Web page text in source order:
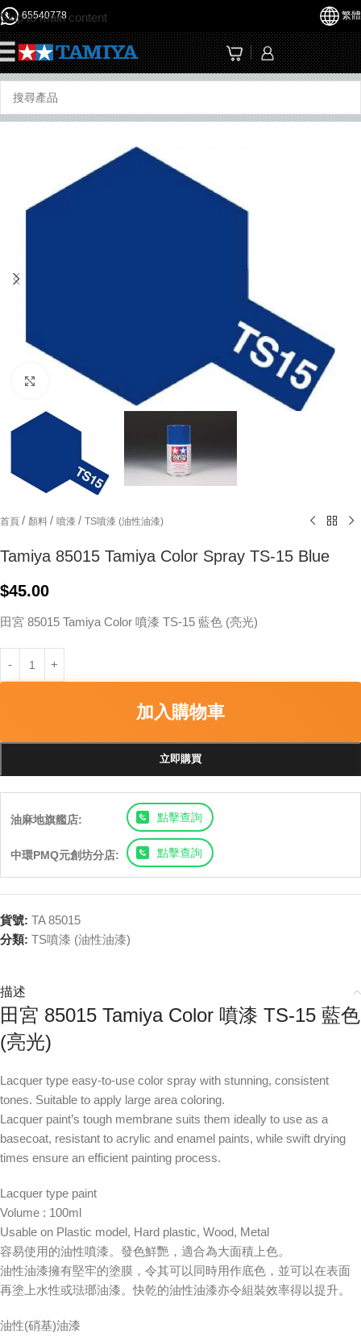
Skip to main content
65540778 繁體
Click to enlarge
首頁 / 顏料 / 噴漆 / TS噴漆 (油性油漆)
Tamiya 85015 Tamiya Color Spray TS-15 Blue
$45.00
田宮 85015 Tamiya Color 噴漆 TS-15 藍色 (亮光)
加入購物車
立即購買
油麻地旗艦店: 點擊查詢
中環PMQ元創坊分店: 點擊查詢
貨號: TA 85015
分類: TS噴漆 (油性油漆)
描述
田宮 85015 Tamiya Color 噴漆 TS-15 藍色
(亮光)
Lacquer type easy-to-use color spray with stunning, consistent
tones. Suitable to apply large area coloring.
Lacquer paint’s tough membrane suits them ideally to use as a
basecoat, resistant to acrylic and enamel paints, while swift drying
times ensure an efficient painting process.
Lacquer type paint
Volume : 100ml
Usable on Plastic model, Hard plastic, Wood, Metal
容易使用的油性噴漆。發色鮮艷，適合為大面積上色。
油性油漆擁有堅牢的塗膜，令其可以同時用作底色，並可以在表面
再塗上水性或琺瑯油漆。快乾的油性油漆亦令組裝效率得以提升。
油性(硝基)油漆